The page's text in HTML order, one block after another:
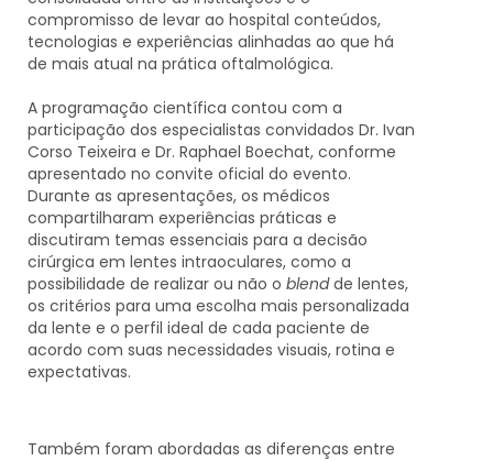
compromisso de levar ao hospital conteúdos,
tecnologias e experiências alinhadas ao que há
de mais atual na prática oftalmológica.
A programação científica contou com a
participação dos especialistas convidados Dr. Ivan
Corso Teixeira e Dr. Raphael Boechat, conforme
apresentado no convite oficial do evento.
Durante as apresentações, os médicos
compartilharam experiências práticas e
discutiram temas essenciais para a decisão
cirúrgica em lentes intraoculares, como a
possibilidade de realizar ou não o blendde lentes,
os critérios para uma escolha mais personalizada
da lente e o perfil ideal de cada paciente de
acordo com suas necessidades visuais, rotina e
expectativas.
Também foram abordadas as diferenças entre